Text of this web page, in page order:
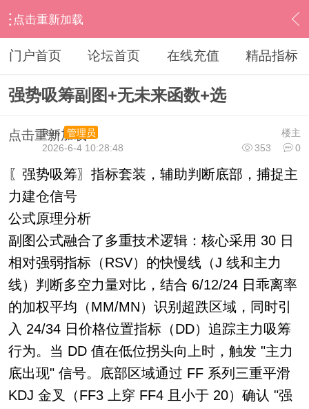
点击重新加载
› 通达信指标公式 › 副图公式 › 内容
门户首页 论坛首页 在线充值 精品指标
强势吸筹副图+无未来函数+选
点击重新加载 楼主
Run
管理员
353
0
2026-6-4 10:28:48
〖强势吸筹〗指标套装，辅助判断底部，捕捉主
力建仓信号
公式原理分析
副图公式融合了多重技术逻辑：核心采用 30 日
相对强弱指标（RSV）的快慢线（J 线和主力
线）判断多空力量对比，结合 6/12/24 日乖离率
的加权平均（MM/MN）识别超跌区域，同时引
入 24/34 日价格位置指标（DD）追踪主力吸筹
行为。当 DD 值在低位拐头向上时，触发 "主力
底出现" 信号。底部区域通过 FF 系列三重平滑
KDJ 金叉（FF3 上穿 FF4 且小于 20）确认 "强